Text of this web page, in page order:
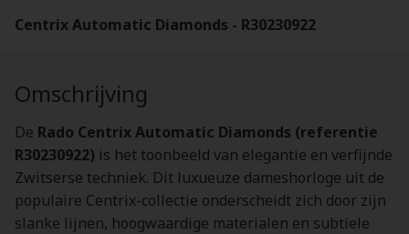
Centrix Automatic Diamonds - R30230922
Omschrijving
De Rado Centrix Automatic Diamonds (referentie
R30230922) is het toonbeeld van elegantie en verfijnde
Zwitserse techniek. Dit luxueuze dameshorloge uit de
populaire Centrix-collectie onderscheidt zich door zijn
slanke lijnen, hoogwaardige materialen en subtiele